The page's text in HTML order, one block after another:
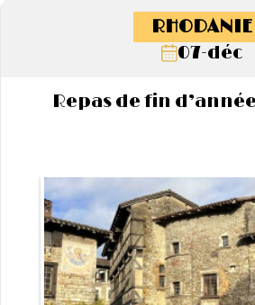
RHODANIE
07-déc
Repas de fin